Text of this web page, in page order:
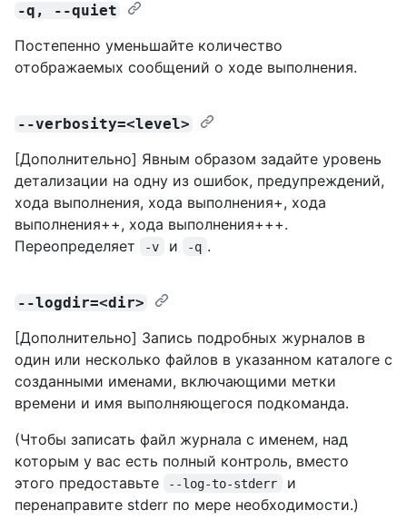
-q, --quiet
Постепенно уменьшайте количество
отображаемых сообщений о ходе выполнения.
--verbosity=<level>
[Дополнительно] Явным образом задайте уровень
детализации на одну из ошибок, предупреждений,
хода выполнения, хода выполнения+, хода
выполнения++, хода выполнения+++.
Переопределяет
-v и -q .
--logdir=<dir>
[Дополнительно] Запись подробных журналов в
один или несколько файлов в указанном каталоге с
созданными именами, включающими метки
времени и имя выполняющегося подкоманда.
(Чтобы записать файл журнала с именем, над
которым у вас есть полный контроль, вместо
этого предоставьте
--log-to-stderr
и
перенаправите stderr по мере необходимости.)